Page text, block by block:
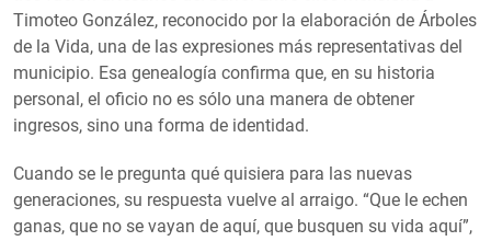
Timoteo González, reconocido por la elaboración de Árboles
de la Vida, una de las expresiones más representativas del
municipio. Esa genealogía confirma que, en su historia
personal, el oficio no es sólo una manera de obtener
ingresos, sino una forma de identidad.
Cuando se le pregunta qué quisiera para las nuevas
generaciones, su respuesta vuelve al arraigo. “Que le echen
ganas, que no se vayan de aquí, que busquen su vida aquí”,